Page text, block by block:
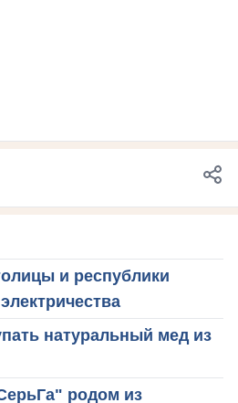
и республики
натуральный мед из
родом из